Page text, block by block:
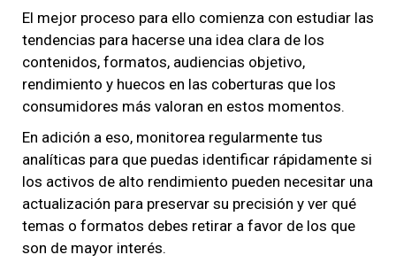
El mejor proceso para ello comienza con estudiar las
tendencias para hacerse una idea clara de los
contenidos, formatos, audiencias objetivo,
rendimiento y huecos en las coberturas que los
consumidores más valoran en estos momentos.
En adición a eso, monitorea regularmente tus
analíticas para que puedas identificar rápidamente si
los activos de alto rendimiento pueden necesitar una
actualización para preservar su precisión y ver qué
temas o formatos debes retirar a favor de los que
son de mayor interés.